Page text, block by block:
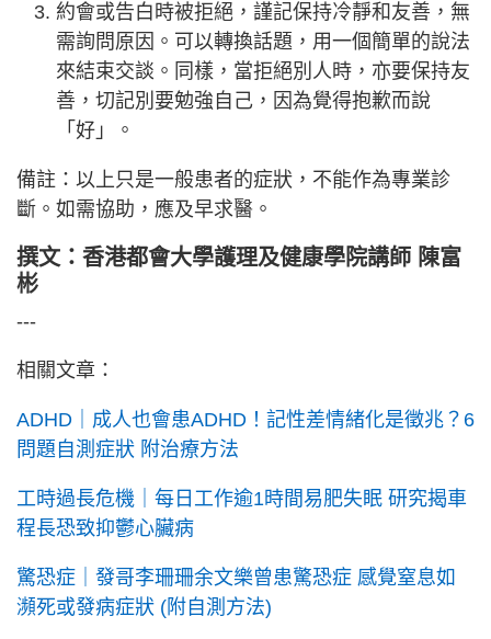
約會或告白時被拒絕，謹記保持冷靜和友善，無
需詢問原因。可以轉換話題，用一個簡單的說法
來結束交談。同樣，當拒絕別人時，亦要保持友
善，切記別要勉強自己，因為覺得抱歉而說
「好」。
備註：以上只是一般患者的症狀，不能作為專業診
斷。如需協助，應及早求醫。
撰文：香港都會大學護理及健康學院講師 陳富
彬
---
相關文章：
ADHD｜成人也會患ADHD！記性差情緒化是徵兆？6
問題自測症狀 附治療方法
工時過長危機｜每日工作逾1時間易肥失眠 研究揭車
程長恐致抑鬱心臟病
驚恐症｜發哥李珊珊余文樂曾患驚恐症 感覺窒息如
瀕死或發病症狀 (附自測方法)